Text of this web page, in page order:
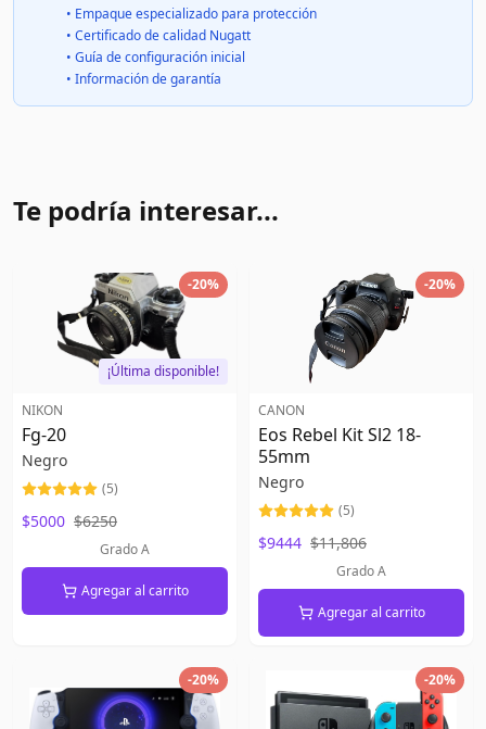
• Empaque especializado para protección
• Certificado de calidad Nugatt
• Guía de configuración inicial
• Información de garantía
Te podría interesar...
-20%
¡Última disponible!
NIKON
Fg-20
Negro
(5)
$5000 $6250
Grado A
Agregar al carrito
-20%
CANON
Eos Rebel Kit Sl2 18-
55mm
Negro
(5)
$9444 $11,806
Grado A
Agregar al carrito
-20% -20%